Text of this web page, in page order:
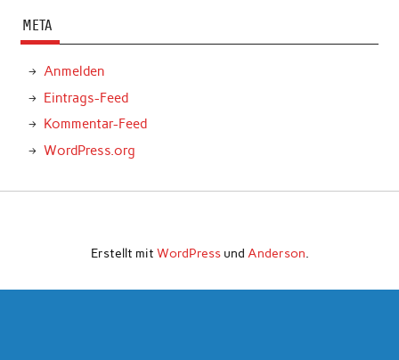
META
Anmelden
Eintrags-Feed
Kommentar-Feed
WordPress.org
Erstellt mit WordPressund Anderson